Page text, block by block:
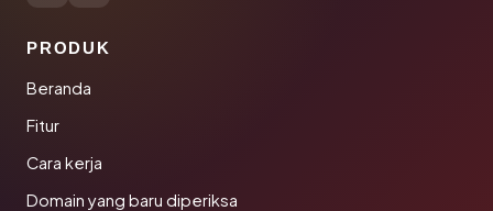
PRODUK
Beranda
Fitur
Cara kerja
Domain yang baru diperiksa